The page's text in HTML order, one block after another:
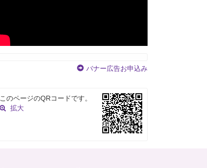
バナー広告お申込み
このページのQRコードです。
拡大